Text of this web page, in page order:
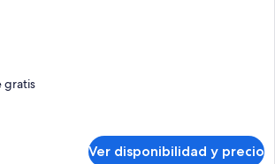
gratis
Ver disponibilidad y precio